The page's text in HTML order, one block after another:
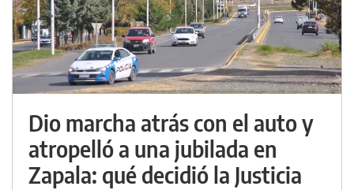
Dio marcha atrás con el auto y
atropelló a una jubilada en
Zapala: qué decidió la Justicia